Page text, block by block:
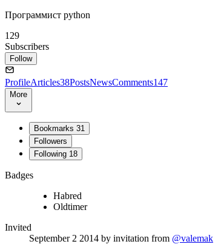
Программист python
129
Subscribers
Follow
ProfileArticles38PostsNewsComments147
More
Bookmarks 31
Followers
Following 18
Badges
Habred
Oldtimer
Invited
September 2 2014 by invitation from @valemak